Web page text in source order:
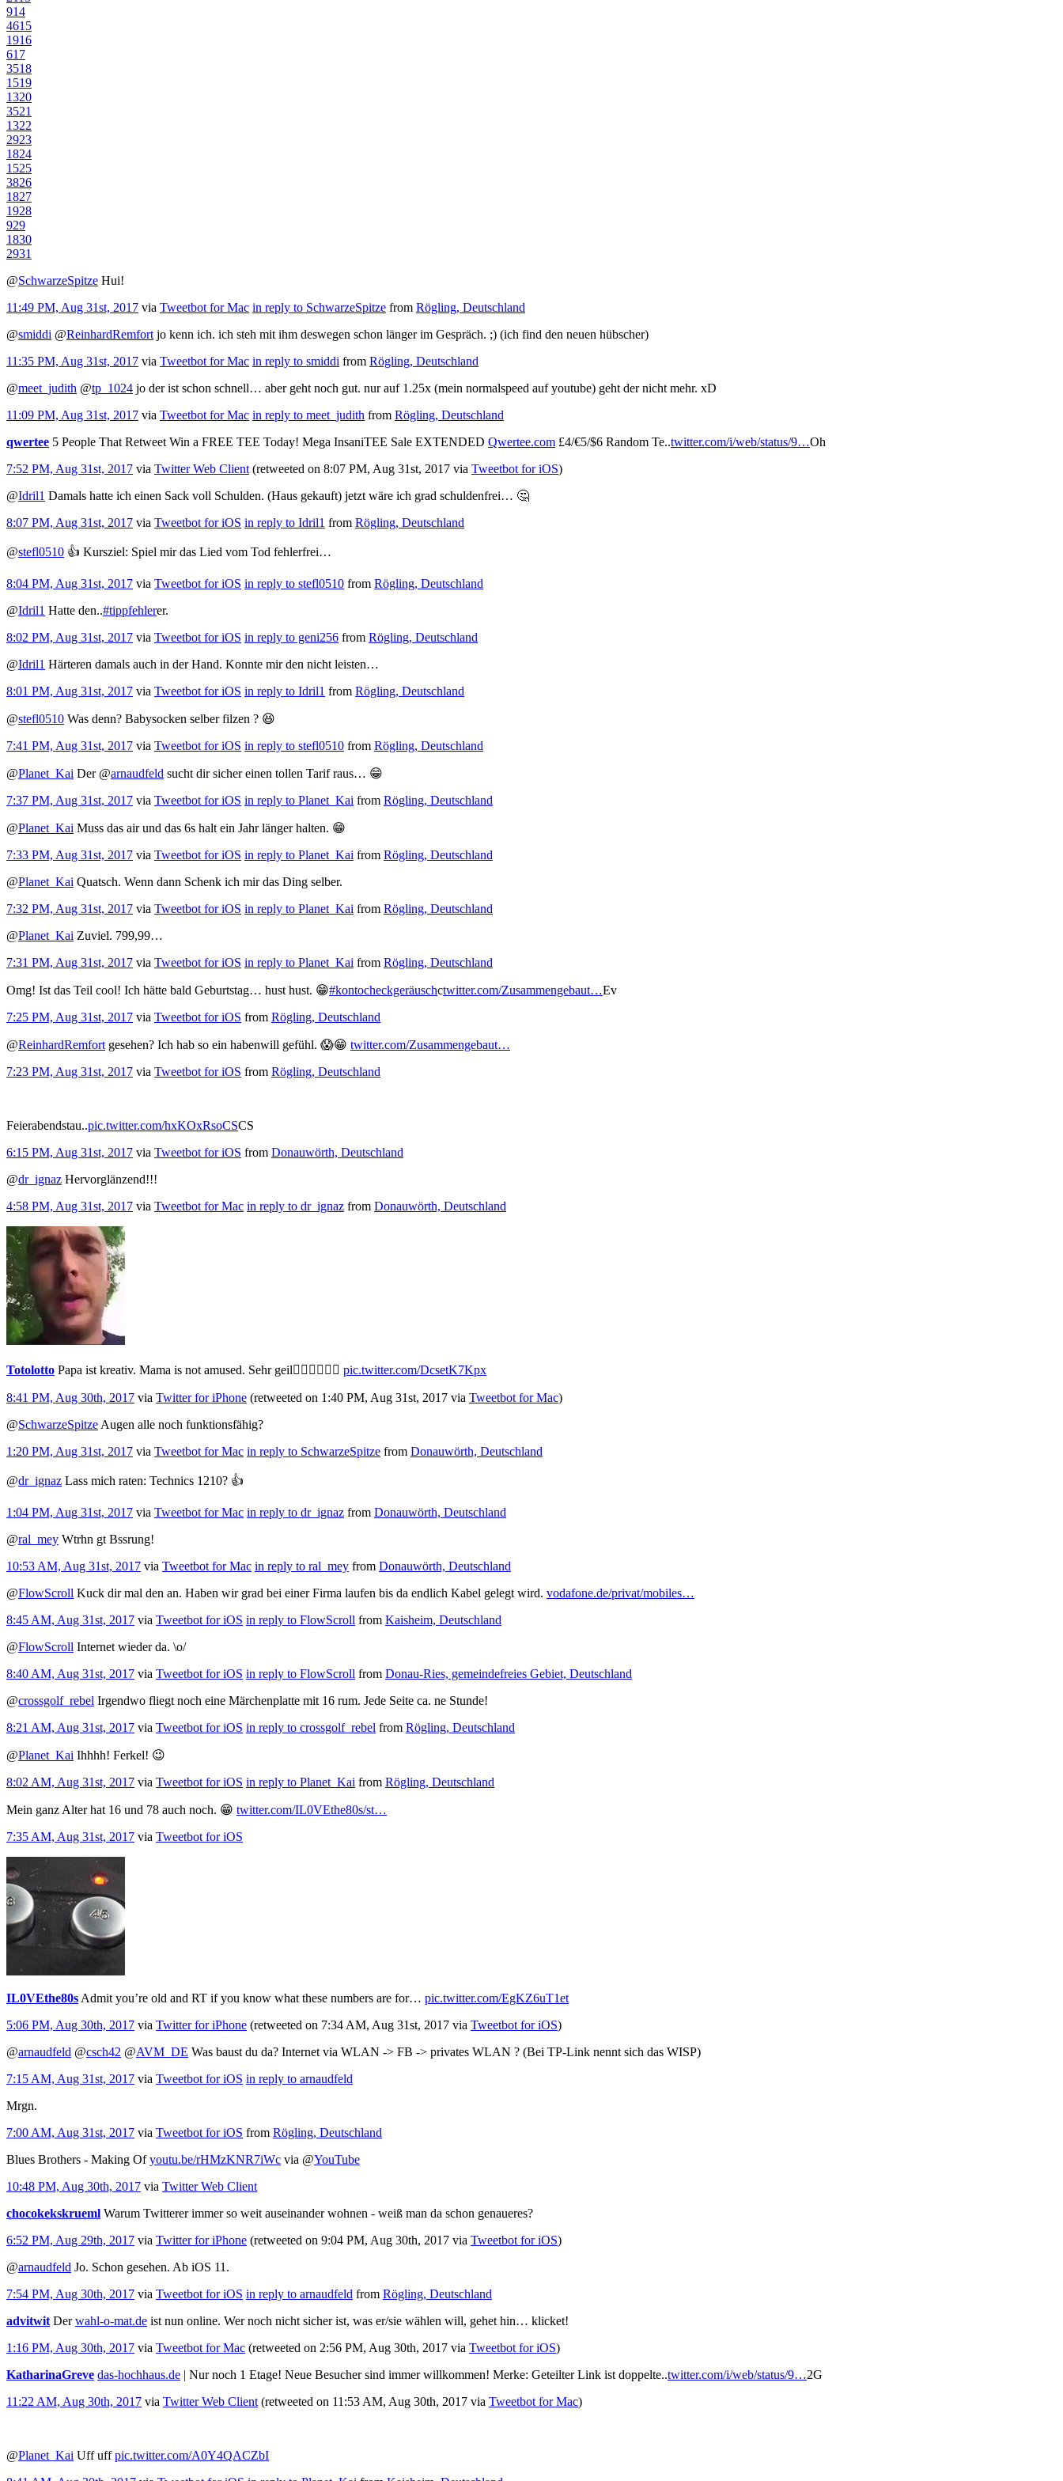
914
4615
1916
617
3518
1519
1320
3521
1322
2923
1824
1525
3826
1827
1928
929
1830
2931
@SchwarzeSpitze Hui!
11:49 PM, Aug 31st, 2017 via Tweetbot for Mac in reply to SchwarzeSpitze from Rögling, Deutschland
@smiddi @ReinhardRemfort jo kenn ich. ich steh mit ihm deswegen schon länger im Gespräch. ;) (ich find den neuen hübscher)
11:35 PM, Aug 31st, 2017 via Tweetbot for Mac in reply to smiddi from Rögling, Deutschland
@meet_judith @tp_1024 jo der ist schon schnell… aber geht noch gut. nur auf 1.25x (mein normalspeed auf youtube) geht der nicht mehr. xD
11:09 PM, Aug 31st, 2017 via Tweetbot for Mac in reply to meet_judith from Rögling, Deutschland
qwertee 5 People That Retweet Win a FREE TEE Today! Mega InsaniTEE Sale EXTENDED Qwertee.com £4/€5/$6 Random Te..twitter.com/i/web/status/9…Oh
7:52 PM, Aug 31st, 2017 via Twitter Web Client (retweeted on 8:07 PM, Aug 31st, 2017 via Tweetbot for iΟS)
@Idril1 Damals hatte ich einen Sack voll Schulden. (Haus gekauft) jetzt wäre ich grad schuldenfrei… 🤔
8:07 PM, Aug 31st, 2017 via Tweetbot for iΟS in reply to Idril1 from Rögling, Deutschland
@stefl0510 👍 Kursziel: Spiel mir das Lied vom Tod fehlerfrei…
8:04 PM, Aug 31st, 2017 via Tweetbot for iΟS in reply to stefl0510 from Rögling, Deutschland
@Idril1 Hatte den..#tippfehlerer.
8:02 PM, Aug 31st, 2017 via Tweetbot for iΟS in reply to geni256 from Rögling, Deutschland
@Idril1 Härteren damals auch in der Hand. Konnte mir den nicht leisten…
8:01 PM, Aug 31st, 2017 via Tweetbot for iΟS in reply to Idril1 from Rögling, Deutschland
@stefl0510 Was denn? Babysocken selber filzen ? 😆
7:41 PM, Aug 31st, 2017 via Tweetbot for iΟS in reply to stefl0510 from Rögling, Deutschland
@Planet_Kai Der @arnaudfeld sucht dir sicher einen tollen Tarif raus… 😁
7:37 PM, Aug 31st, 2017 via Tweetbot for iΟS in reply to Planet_Kai from Rögling, Deutschland
@Planet_Kai Muss das air und das 6s halt ein Jahr länger halten. 😁
7:33 PM, Aug 31st, 2017 via Tweetbot for iΟS in reply to Planet_Kai from Rögling, Deutschland
@Planet_Kai Quatsch. Wenn dann Schenk ich mir das Ding selber.
7:32 PM, Aug 31st, 2017 via Tweetbot for iΟS in reply to Planet_Kai from Rögling, Deutschland
@Planet_Kai Zuviel. 799,99…
7:31 PM, Aug 31st, 2017 via Tweetbot for iΟS in reply to Planet_Kai from Rögling, Deutschland
Omg! Ist das Teil cool! Ich hätte bald Geburtstag… hust hust. 😁#kontocheckgeräuschctwitter.com/Zusammengebaut…Ev
7:25 PM, Aug 31st, 2017 via Tweetbot for iΟS from Rögling, Deutschland
@ReinhardRemfort gesehen? Ich hab so ein habenwill gefühl. 😱😁 twitter.com/Zusammengebaut…
7:23 PM, Aug 31st, 2017 via Tweetbot for iΟS from Rögling, Deutschland
Feierabendstau..pic.twitter.com/hxKOxRsoCSCS
6:15 PM, Aug 31st, 2017 via Tweetbot for iΟS from Donauwörth, Deutschland
@dr_ignaz Hervorglänzend!!!
4:58 PM, Aug 31st, 2017 via Tweetbot for Mac in reply to dr_ignaz from Donauwörth, Deutschland
Totolotto Papa ist kreativ. Mama is not amused. Sehr geil👍🏻👍🏻😂😂 pic.twitter.com/DcsetK7Kpx
8:41 PM, Aug 30th, 2017 via Twitter for iPhone (retweeted on 1:40 PM, Aug 31st, 2017 via Tweetbot for Mac)
@SchwarzeSpitze Augen alle noch funktionsfähig?
1:20 PM, Aug 31st, 2017 via Tweetbot for Mac in reply to SchwarzeSpitze from Donauwörth, Deutschland
@dr_ignaz Lass mich raten: Technics 1210? 👍
1:04 PM, Aug 31st, 2017 via Tweetbot for Mac in reply to dr_ignaz from Donauwörth, Deutschland
@ral_mey Wtrhn gt Bssrung!
10:53 AM, Aug 31st, 2017 via Tweetbot for Mac in reply to ral_mey from Donauwörth, Deutschland
@FlowScroll Kuck dir mal den an. Haben wir grad bei einer Firma laufen bis da endlich Kabel gelegt wird. vodafone.de/privat/mobiles…
8:45 AM, Aug 31st, 2017 via Tweetbot for iΟS in reply to FlowScroll from Kaisheim, Deutschland
@FlowScroll Internet wieder da. \o/
8:40 AM, Aug 31st, 2017 via Tweetbot for iΟS in reply to FlowScroll from Donau-Ries, gemeindefreies Gebiet, Deutschland
@crossgolf_rebel Irgendwo fliegt noch eine Märchenplatte mit 16 rum. Jede Seite ca. ne Stunde!
8:21 AM, Aug 31st, 2017 via Tweetbot for iΟS in reply to crossgolf_rebel from Rögling, Deutschland
@Planet_Kai Ihhhh! Ferkel! 😉
8:02 AM, Aug 31st, 2017 via Tweetbot for iΟS in reply to Planet_Kai from Rögling, Deutschland
Mein ganz Alter hat 16 und 78 auch noch. 😁 twitter.com/IL0VEthe80s/st…
7:35 AM, Aug 31st, 2017 via Tweetbot for iΟS
IL0VEthe80s Admit you’re old and RT if you know what these numbers are for… pic.twitter.com/EgKZ6uT1et
5:06 PM, Aug 30th, 2017 via Twitter for iPhone (retweeted on 7:34 AM, Aug 31st, 2017 via Tweetbot for iΟS)
@arnaudfeld @csch42 @AVM_DE Was baust du da? Internet via WLAN -> FB -> privates WLAN ? (Bei TP-Link nennt sich das WISP)
7:15 AM, Aug 31st, 2017 via Tweetbot for iΟS in reply to arnaudfeld
Mrgn.
7:00 AM, Aug 31st, 2017 via Tweetbot for iΟS from Rögling, Deutschland
Blues Brothers - Making Ofyoutu.be/rHMzKNR7iWc via @YouTube
10:48 PM, Aug 30th, 2017 via Twitter Web Client
chocokekskrueml Warum Twitterer immer so weit auseinander wohnen - weiß man da schon genaueres?
6:52 PM, Aug 29th, 2017 via Twitter for iPhone (retweeted on 9:04 PM, Aug 30th, 2017 via Tweetbot for iΟS)
@arnaudfeld Jo. Schon gesehen. Ab iOS 11.
7:54 PM, Aug 30th, 2017 via Tweetbot for iΟS in reply to arnaudfeld from Rögling, Deutschland
advitwit Derwahl-o-mat.de ist nun online. Wer noch nicht sicher ist, was er/sie wählen will, gehet hin… klicket!
1:16 PM, Aug 30th, 2017 via Tweetbot for Mac (retweeted on 2:56 PM, Aug 30th, 2017 via Tweetbot for iΟS)
KatharinaGreve das-hochhaus.de | Nur noch 1 Etage! Neue Besucher sind immer willkommen! Merke: Geteilter Link ist doppelte..twitter.com/i/web/status/9…2G
11:22 AM, Aug 30th, 2017 via Twitter Web Client (retweeted on 11:53 AM, Aug 30th, 2017 via Tweetbot for Mac)
@Planet_Kai Uff uffpic.twitter.com/A0Y4QACZbI